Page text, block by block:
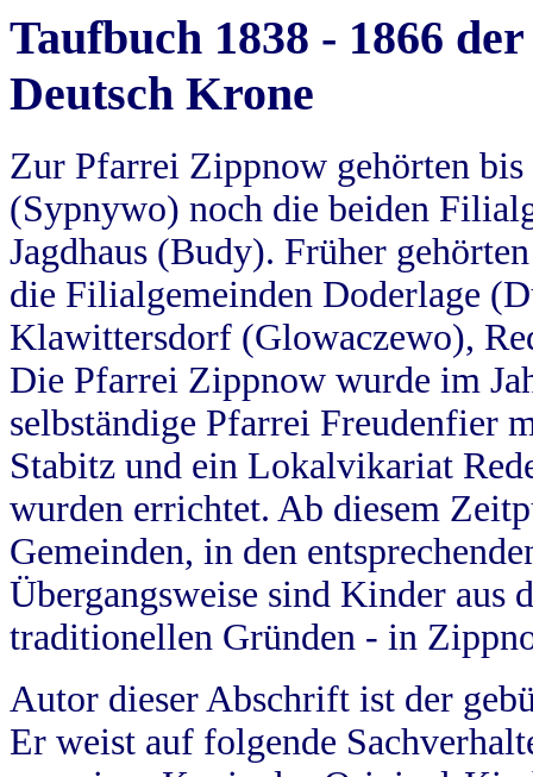
Taufbuch 1838 - 1866
Deutsch Krone
Zur Pfarrei Zippnow gehörten
(Sypnywo) noch die beiden
Jagdhaus (Budy). Früher
die Filialgemeinden Doderlage
Klawittersdorf (Glowaczewo),
Die Pfarrei Zippnow wurde im
selbständige Pfarrei Freudenfier
Stabitz und ein Lokalvikariat
wurden errichtet. Ab diesem
Gemeinden, in den
Übergangsweise sind Kinder aus
traditionellen Gründen - in
Autor dieser Abschrift ist der
Er weist auf folgende